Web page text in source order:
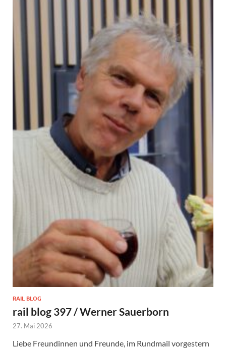
RAIL BLOG
rail blog 397 / Werner Sauerborn
27. Mai 2026
Liebe Freundinnen und Freunde, im Rundmail vorgestern